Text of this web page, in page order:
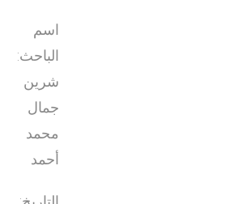
اسم
الباحث:
شرين
جمال
محمد
أحمد